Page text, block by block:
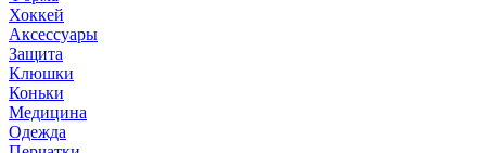
Хоккей
Аксессуары
Защита
Клюшки
Коньки
Медицина
Одежда